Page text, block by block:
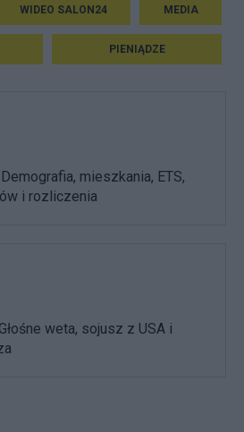
WIDEO SALON24 MEDIA
PIENIĄDZE
mieszkania, ETS,
i rozliczenia
weta, sojusz z USA i